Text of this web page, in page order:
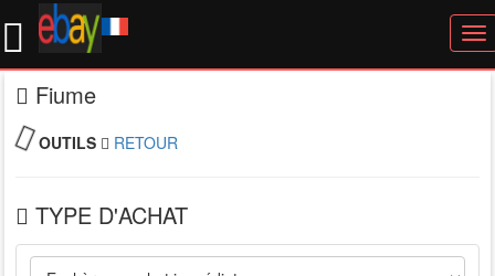
Fiume
OUTILS RETOUR
TYPE D'ACHAT